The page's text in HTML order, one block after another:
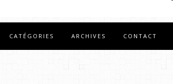
CATÉGORIES ARCHIVES CONTACT